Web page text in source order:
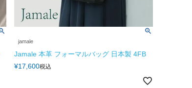
jamale
Jamale 本革 フォーマルバッグ 日本製 4FB
¥17,600税込